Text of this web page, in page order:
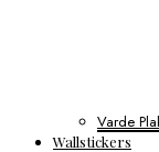
Varde
Wallstickers